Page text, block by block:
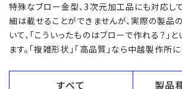
特殊なブロー金型、3次元加工品にも対応し
細は載せることができませんが、実際の製品
いて、「こういったものはブローで作れる？」
ます。「複雑形状」「高品質」なら中越製作所
すべて 製品